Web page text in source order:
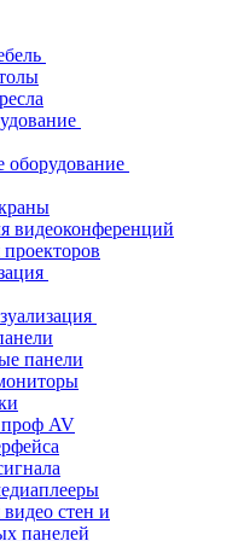
оборудование
видеоконференций
панели
проф AV
стен и
панелей